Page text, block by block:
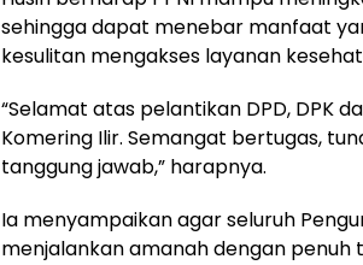
sehingga dapat menebar manfaat
kesulitan mengakses layanan
“Selamat atas pelantikan DPD, DPK
Komering Ilir. Semangat bertugas,
tanggung jawab,” harapnya.
Ia menyampaikan agar seluruh
menjalankan amanah dengan penuh